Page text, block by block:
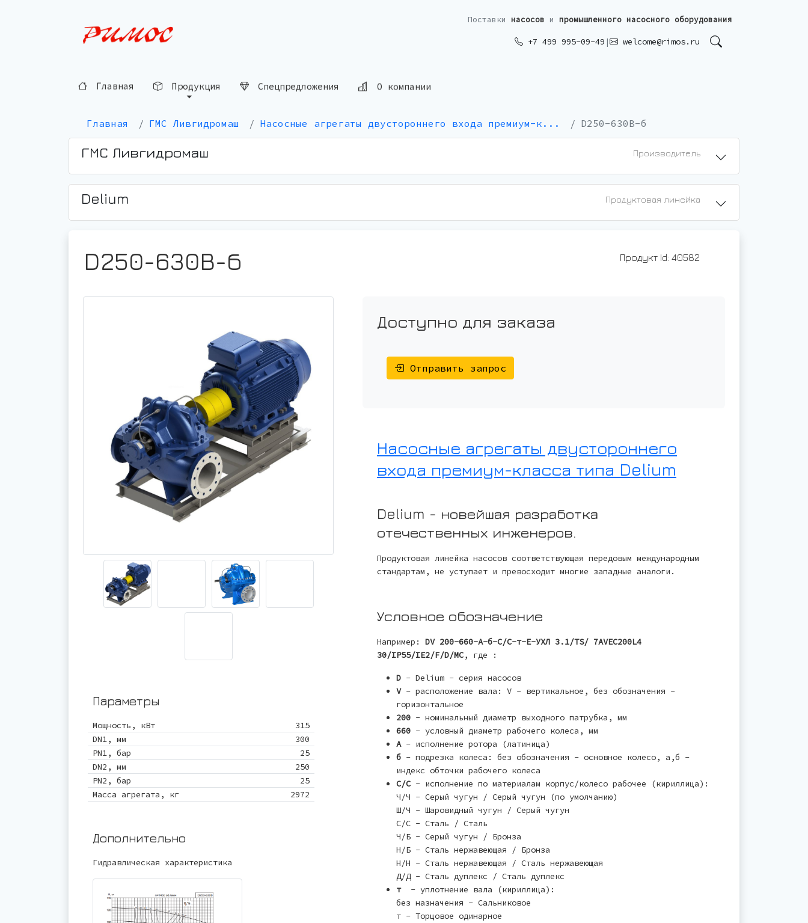
Поставки насосов и промышленного насосного оборудования
+7 499 995-09-49 | welcome@rimos.ru
Главная Продукция Спецпредложения О компании
Главная ГМС Ливгидромаш Насосные агрегаты двустороннего входа премиум-к... D250-630B-б
ГМС Ливгидромаш Производитель
Delium Продуктовая линейка
D250-630B-б Продукт Id: 40582
Параметры
Мощность, кВт
315
DN1, мм
300
PN1, бар
25
DN2, мм
250
PN2, бар
25
Масса агрегата, кг
2972
Дополнительно
Гидравлическая характеристика
Доступно для заказа
Отправить запрос
Насосные агрегаты двустороннего
входа премиум-класса типа Delium
Delium - новейшая разработка
отечественных инженеров.
Продуктовая линейка насосов соответствующая передовым международным
стандартам, не уступает и превосходит многие западные аналоги.
Условное обозначение
Например: DV 200-660-A-б-С/С-т-Е-УХЛ 3.1/TS/ 7AVEC200L4
30/IP55/IE2/F/D/MC, где :
D - Delium - серия насосов
V- расположение вала: V - вертикальное, без обозначения -
горизонтальное
200 - номинальный диаметр выходного патрубка, мм
660 - условный диаметр рабочего колеса, мм
А- исполнение ротора (латиница)
б - подрезка колеса: без обозначения - основное колесо, а,б -
индекс обточки рабочего колеса
С/С - исполнение по материалам корпус/колесо рабочее (кириллица):
Ч/Ч - Серый чугун / Серый чугун (по умолчанию)
Ш/Ч - Шаровидный чугун / Серый чугун
С/С - Сталь / Сталь
Ч/Б - Серый чугун / Бронза
Н/Б - Сталь нержавеющая / Бронза
Н/Н - Сталь нержавеющая / Сталь нержавеющая
Д/Д - Сталь дуплекс / Сталь дуплекс
т- уплотнение вала (кириллица):
без назначения - Cальниковое
т - Торцовое одинарное